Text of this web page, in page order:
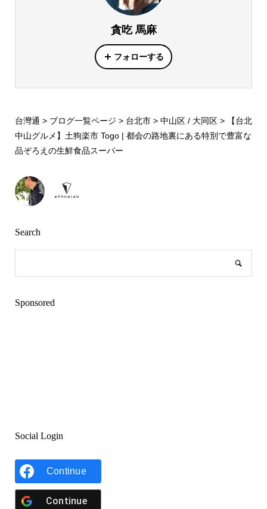
貪吃 馬麻
フォローする
台灣通 > ブログ一覧ページ > 台北市> 中山区 / 大同区>
【台北
中山グルメ】土狗楽市 Togo | 都会の路地裏にある特別で豊富な
品ぞろえの生鮮食品スーパー
Search
Sponsored
Social Login
Continue
Continue